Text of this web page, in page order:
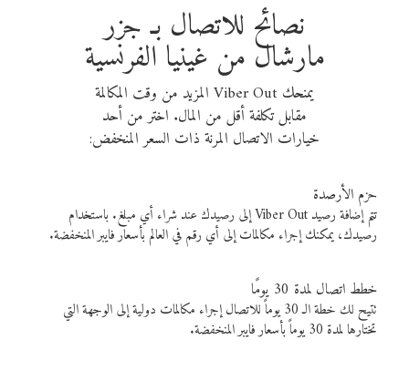
نصائح للاتصال بـ جزر
مارشال من غينيا الفرنسية
يمنحك Viber Out المزيد من وقت المكالمة
مقابل تكلفة أقل من المال. اختر من أحد
خيارات الاتصال المرنة ذات السعر المنخفض:
حزم الأرصدة
تتم إضافة رصيد Viber Out إلى رصيدك عند شراء أي مبلغ. باستخدام
رصيدك، يمكنك إجراء مكالمات إلى أي رقم في العالم بأسعار فايبر المنخفضة.
خطط اتصال لمدة 30 يومًا
تتيح لك خطة الـ 30 يوماً للاتصال إجراء مكالمات دولية إلى الوجهة التي
تختارها لمدة 30 يوماً بأسعار فايبر المنخفضة.